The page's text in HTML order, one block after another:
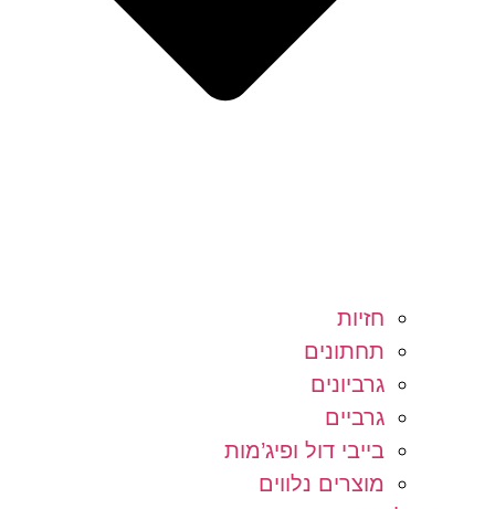
חזיות
תחתונים
גרביונים
גרביים
בייבי דול ופיג’מות
מוצרים נלווים